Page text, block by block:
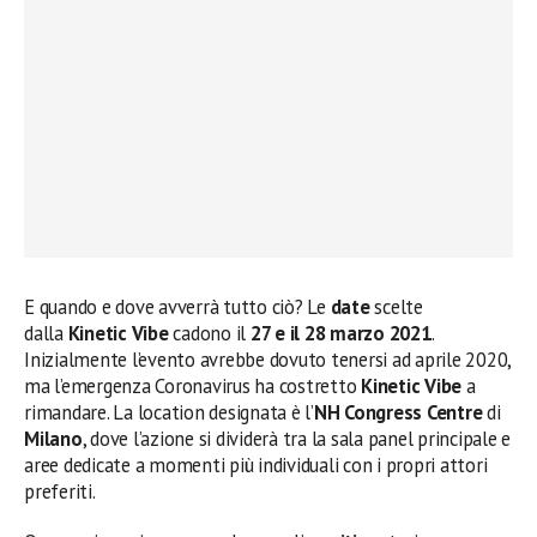
E quando e dove avverrà tutto ciò? Le datescelte
dalla Kinetic Vibecadono il 27 e il 28 marzo 2021.
Inizialmente l’evento avrebbe dovuto tenersi ad aprile 2020,
ma l’emergenza Coronavirus ha costretto Kinetic Vibea
rimandare. La location designata è l’NH Congress Centredi
Milano, dove l’azione si dividerà tra la sala panel principale e
aree dedicate a momenti più individuali con i propri attori
preferiti.